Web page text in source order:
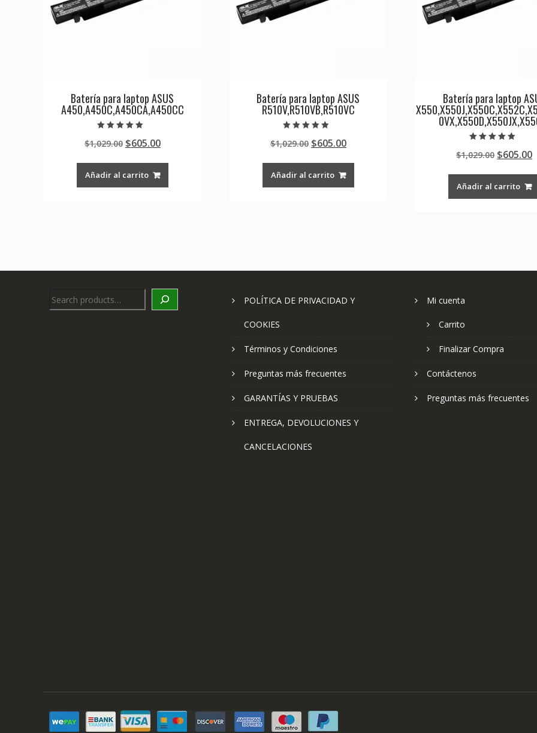
Batería para laptop ASUS
A450,A450C,A450CA,A450CC
5.00
de 5
$1,029.00 Original
was:
$1,029.00.
$605.00Current
$605.00.
Añadir al carrito
Batería para laptop ASUS
R510V,R510VB,R510VC
5.00
de 5
$1,029.00 Original
was:
$1,029.00.
$605.00Current
$605.00.
Añadir al carrito
Batería para laptop
5.00
de 5
$1,029.00 Original
was:
$1,029.00.
$605.00
Añadir al carrito
Search
POLÍTICA DE PRIVACIDAD Y
COOKIES
Términos y Condiciones
Preguntas más frecuentes
GARANTÍAS Y PRUEBAS
ENTREGA, DEVOLUCIONES Y
CANCELACIONES
Mi cuenta
Carrito
Finalizar Compra
Contáctenos
Preguntas más frecuentes